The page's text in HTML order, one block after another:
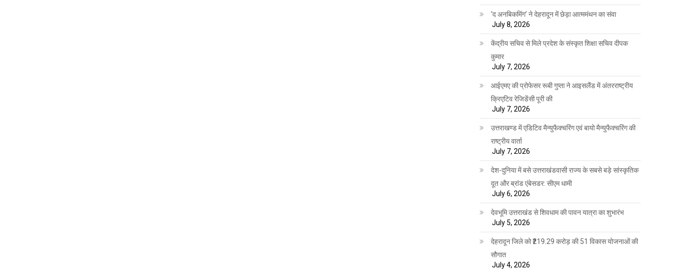
‘द अनबिकमिंग’ ने देहरादून में छेड़ा आत्ममंथन का संवा
July 8, 2026
केंद्रीय सचिव से मिले प्रदेश के संस्कृत शिक्षा सचिव दीपक
कुमार
July 7, 2026
आईएमए की प्रोफेसर रूबी गुप्ता ने आइसलैंड में अंतरराष्ट्रीय
क्रिएटिव रेजिडेंसी पूरी की
July 7, 2026
उत्तराखण्ड में एडिटिव मैन्युफैक्चरिंग एवं बायो मैन्युफैक्चरिंग की
राष्ट्रीय वार्ता
July 7, 2026
देश-दुनिया में बसे उत्तराखंडवासी राज्य के सबसे बड़े सांस्कृतिक
दूत और ब्रांड एंबेसडर: सीएम धामी
July 6, 2026
देवभूमि उत्तराखंड से शिवधाम की पावन यात्रा का शुभारंभ
July 5, 2026
देहरादून जिले को ₹219.29 करोड़ की 51 विकास योजनाओं की
सौगात
July 4, 2026